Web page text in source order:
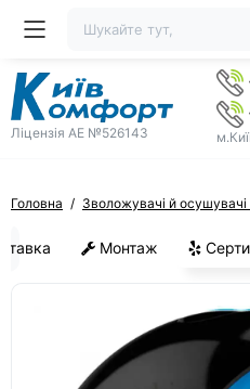
Ліцензія AE №526143
Головна Зволожувачі й осушувачі
Монтаж